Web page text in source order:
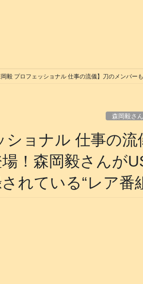
岡毅 プロフェッショナル 仕事の流儀】刀のメンバー
森岡毅さ
ショナル 仕事の流
！森岡毅さんが
れている“レア番組